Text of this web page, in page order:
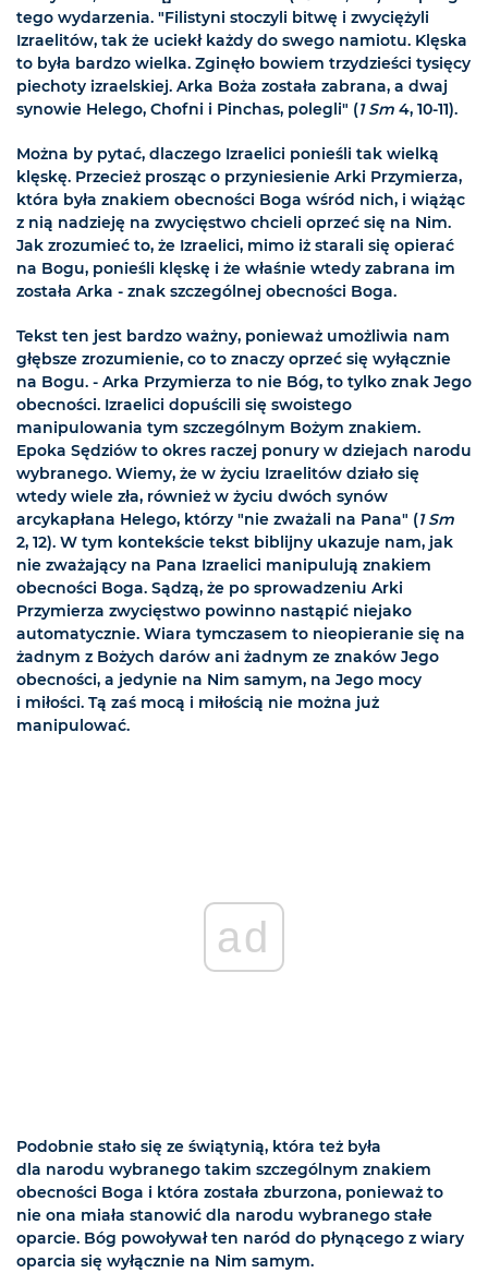
tego wydarzenia. "Filistyni stoczyli bitwę i zwyciężyli
Izraelitów, tak że uciekł każdy do swego namiotu. Klęska
to była bardzo wielka. Zginęło bowiem trzydzieści tysięcy
piechoty izraelskiej. Arka Boża została zabrana, a dwaj
synowie Helego, Chofni i Pinchas, polegli" (1 Sm 4, 10-11).
Można by pytać, dlaczego Izraelici ponieśli tak wielką
klęskę. Przecież prosząc o przyniesienie Arki Przymierza,
która była znakiem obecności Boga wśród nich, i wiążąc
z nią nadzieję na zwycięstwo chcieli oprzeć się na Nim.
Jak zrozumieć to, że Izraelici, mimo iż starali się opierać
na Bogu, ponieśli klęskę i że właśnie wtedy zabrana im
została Arka - znak szczególnej obecności Boga.
Tekst ten jest bardzo ważny, ponieważ umożliwia nam
głębsze zrozumienie, co to znaczy oprzeć się wyłącznie
na Bogu. - Arka Przymierza to nie Bóg, to tylko znak Jego
obecności. Izraelici dopuścili się swoistego
manipulowania tym szczególnym Bożym znakiem.
Epoka Sędziów to okres raczej ponury w dziejach narodu
wybranego. Wiemy, że w życiu Izraelitów działo się
wtedy wiele zła, również w życiu dwóch synów
arcykapłana Helego, którzy "nie zważali na Pana" (1 Sm
2, 12). W tym kontekście tekst biblijny ukazuje nam, jak
nie zważający na Pana Izraelici manipulują znakiem
obecności Boga. Sądzą, że po sprowadzeniu Arki
Przymierza zwycięstwo powinno nastąpić niejako
automatycznie. Wiara tymczasem to nieopieranie się na
żadnym z Bożych darów ani żadnym ze znaków Jego
obecności, a jedynie na Nim samym, na Jego mocy
i miłości. Tą zaś mocą i miłością nie można już
manipulować.
ad
Podobnie stało się ze świątynią, która też była
dla narodu wybranego takim szczególnym znakiem
obecności Boga i która została zburzona, ponieważ to
nie ona miała stanowić dla narodu wybranego stałe
oparcie. Bóg powoływał ten naród do płynącego z wiary
oparcia się wyłącznie na Nim samym.